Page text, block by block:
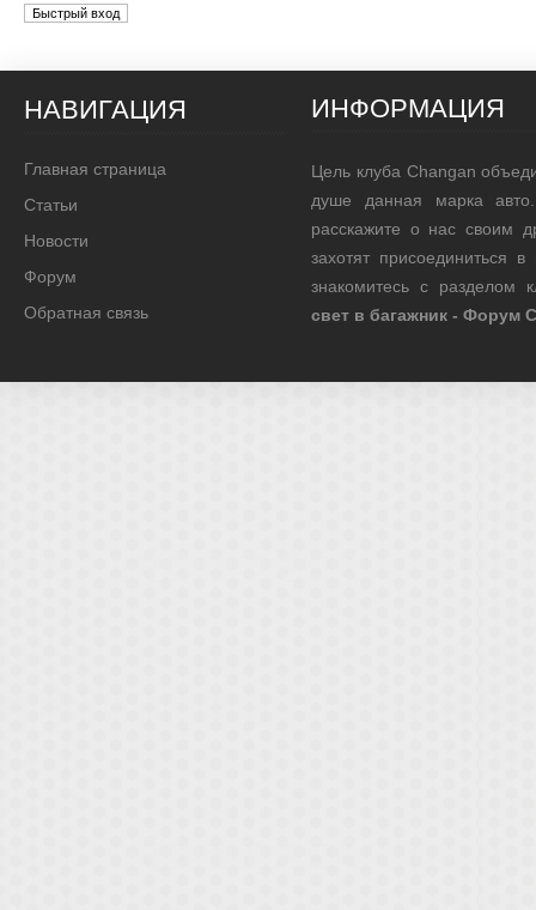
НАВИГАЦИЯ
Главная страница
Статьи
Новости
Форум
Обратная связь
ИНФОРМАЦИЯ
Цель клуба Changan
душе данная марка
расскажите о нас своим
захотят присоединиться
знакомитесь с разделом
свет в багажник - Форум